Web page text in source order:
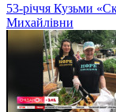
53-річчя Кузьми
Михайлівни